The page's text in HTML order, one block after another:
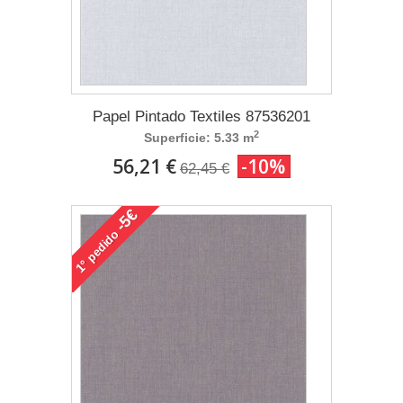
Papel Pintado Textiles 87536201
Superficie: 5.33 m2
56,21 € 62,45 € -10%
1°
pedido
-5€